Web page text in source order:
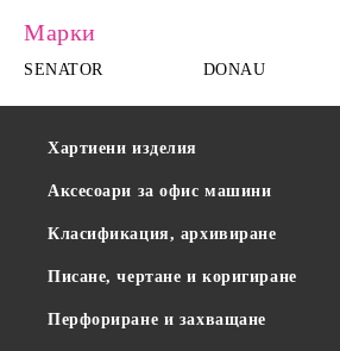
Марки
SENATOR DONAU
Хартиени изделия
Аксесоари за офис машини
Класификация, архивиране
Писане, чертане и коригиране
Перфориране и захващане